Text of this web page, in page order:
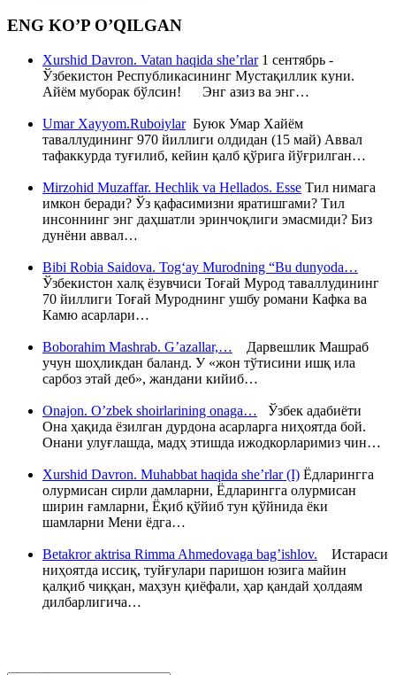
ENG KO’P O’QILGAN
Xurshid Davron. Vatan haqida she’rlar1 сентябрь -
Ўзбекистон Республикасининг Мустақиллик куни.
Айём муборак бўлсин! Энг азиз ва энг…
Umar Xayyom.RuboiylarБуюк Умар Хайём
таваллудининг 970 йиллиги олдидан (15 май) Аввал
тафаккурда туғилиб, кейин қалб қўрига йўғрилган…
Mirzohid Muzaffar. Hechlik va Hellados. Esse Тил нимага
имкон беради? Ўз қафасимизни яратишгами? Тил
инсоннинг энг даҳшатли эринчоқлиги эмасмиди? Биз
дунёни аввал…
Bibi Robia Saidova. Tog‘ay Murodning “Bu dunyoda…
Ўзбекистон халқ ёзувчиси Тоғай Мурод таваллудининг
70 йиллиги Тоғай Муроднинг ушбу романи Кафка ва
Камю асарлари…
Boborahim Mashrab. G’azallar,… Дарвешлик Машраб
учун шоҳликдан баланд. У «жон тўтисини ишқ ила
сарбоз этай деб», жандани кийиб…
Onajon. O’zbek shoirlarining onaga… Ўзбек адабиёти
Она ҳақида ёзилган дурдона асарларга ниҳоятда бой.
Онани улуғлашда, мадҳ этишда ижодкорларимиз чин…
Xurshid Davron. Muhabbat haqida she’rlar (I) Ёдларингга
олурмисан сирли дамларни, Ёдларингга олурмисан
ширин ғамларни, Ёқиб қўйиб тун қўйнида ёки
шамларни Мени ёдга…
Betakror aktrisa Rimma Ahmedovaga bag’ishlov. Истараси
ниҳоятда иссиқ, туйғулари паришон юзига майин
қалқиб чиққан, маҳзун қиёфали, ҳар қандай ҳолдаям
дилбарлигича…